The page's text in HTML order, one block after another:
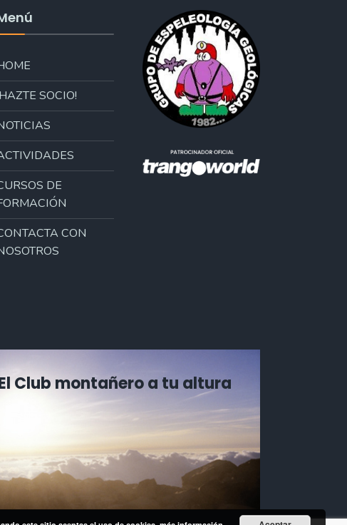
SOCIO!
DE
CON
Club montañero a tu altura